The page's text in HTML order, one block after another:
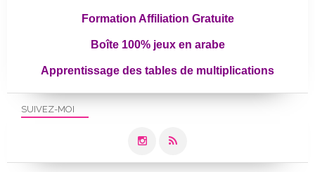
SUIVEZ-MOI
Formation Affiliation Gratuite
Boîte 100% jeux en arabe
Apprentissage des tables de multiplications